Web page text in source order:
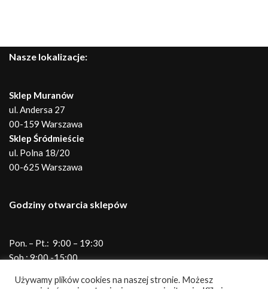
Nasze lokalizacje:
Sklep Muranów
ul. Andersa 27
00-159 Warszawa
Sklep Śródmieście
ul. Polna 18/20
00-625 Warszawa
Godziny otwarcia sklepów
Pon. – Pt.: 9:00 – 19:30
Sob.: 9:00 -15:00
Telefony do sklepów
Używamy plików cookies na naszej stronie. Możesz